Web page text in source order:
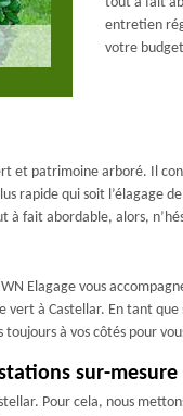
entretien
votre
et patrimoine arboré. Il
rapide qui soit l’élagage
fait abordable, alors,
Elagage vous
à Castellar. En tant
à vos côtés pour
sur-mesure
Pour cela, nous